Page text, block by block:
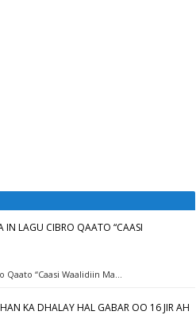
LAGU CIBRO QAATO “CAASI
Qaato “Caasi Waalidiin Ma…
KA DHALAY HAL GABAR OO 16 JIR AH